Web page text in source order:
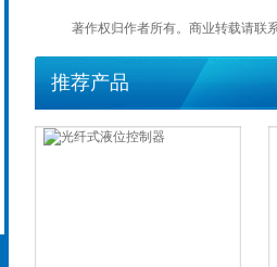
著作权归作者所有。商业转载请联
推荐产品